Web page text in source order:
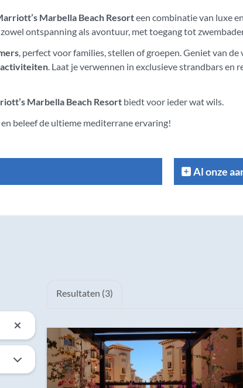
Marbella Beach Resorteen combinatie van luxe
ontspanning als avontuur, met toegang tot
, perfect voor families, stellen of groepen. Geniet van
. Laat je verwennen in exclusieve strandbars en
Marbella Beach Resort biedt voor ieder wat wils.
en beleef de ultieme mediterrane ervaring!
Al onze
Resultaten (3)